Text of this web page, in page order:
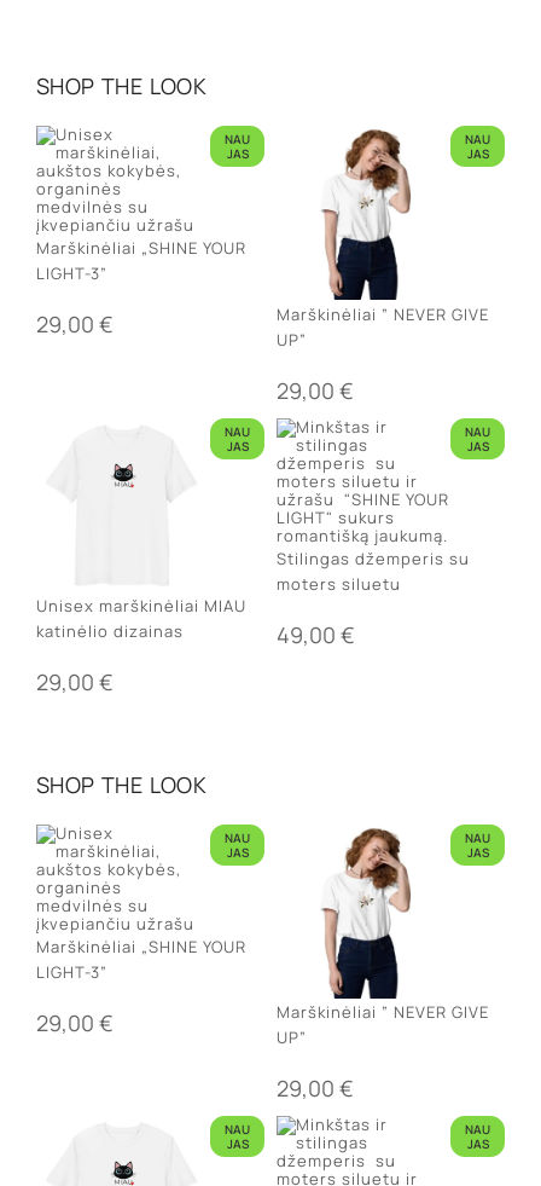
SHOP THE LOOK
NAU
JAS
Marškinėliai „SHINE YOUR
LIGHT-3”
29,00 €
NAU
JAS
Marškinėliai ” NEVER GIVE
UP”
29,00 €
NAU
JAS
Unisex marškinėliai MIAU
katinėlio dizainas
29,00 €
NAU
JAS
Stilingas džemperis su
moters siluetu
49,00 €
SHOP THE LOOK
NAU
JAS
Marškinėliai „SHINE YOUR
LIGHT-3”
29,00 €
NAU
JAS
Marškinėliai ” NEVER GIVE
UP”
29,00 €
NAU
JAS
NAU
JAS